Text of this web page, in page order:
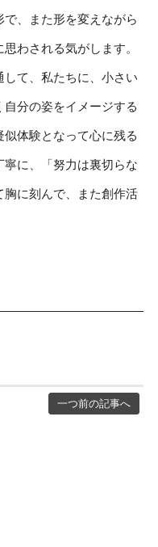
、また形を変えながら
わされる気がします。
て、私たちに、小さい
分の姿をイメージする
体験となって心に残る
に、「努力は裏切らな
に刻んで、また創作活
一つ前の記事へ